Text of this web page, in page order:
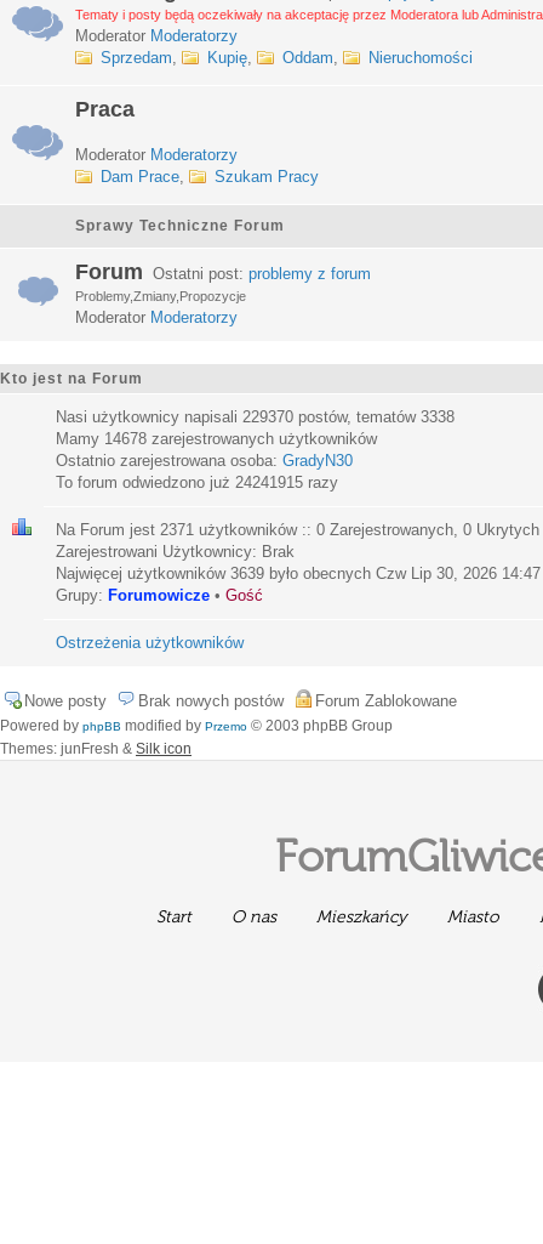
Tematy i posty będą oczekiwały na akceptację przez Moderatora lub
Moderator Moderatorzy
Sprzedam, Kupię, Oddam, Nieruchomości
Praca
Moderator Moderatorzy
Dam Prace, Szukam Pracy
Sprawy Techniczne Forum
Forum Ostatni post: problemy z forum
Problemy,Zmiany,Propozycje
Moderator Moderatorzy
Kto jest na Forum
Nasi użytkownicy napisali 229370 postów, tematów 3338
Mamy 14678 zarejestrowanych użytkowników
Ostatnio zarejestrowana osoba: GradyN30
To forum odwiedzono już 24241915 razy
Na Forum jest 2371 użytkowników :: 0 Zarejestrowanych, 0
Zarejestrowani Użytkownicy: Brak
Najwięcej użytkowników 3639 było obecnych Czw Lip 30, 2026 14:47
Grupy: Forumowicze • Gość
Ostrzeżenia użytkowników
Nowe posty Brak nowych postów Forum Zablokowane
Powered by phpBB modified by Przemo © 2003 phpBB Group
Themes: junFresh & Silk icon
Start O nas Mieszkańcy Miasto